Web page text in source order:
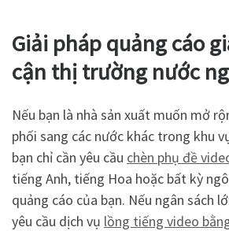
Giải pháp quảng cáo
cận thị trường nước
Nếu bạn là nhà sản xuất muốn mở
phối sang các nước khác trong khu
bạn chỉ cần yêu cầu chèn phụ đề
tiếng Anh, tiếng Hoa hoặc bất kỳ
quảng cáo của bạn. Nếu ngân sách
yêu cầu dịch vụ lồng tiếng video